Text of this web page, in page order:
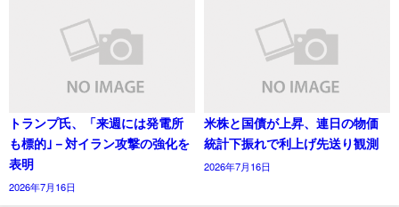
トランプ氏、「来週には発電所
も標的｣－対イラン攻撃の強化を
表明
2026年7月16日
米株と国債が上昇、連日の物価
統計下振れで利上げ先送り観測
2026年7月16日